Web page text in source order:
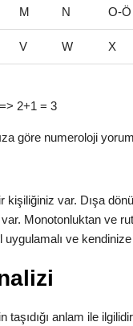
M N O-Ö
V W X
2+1 = 3
göre numeroloji
kişiliğiniz var. Dışa
Monotonluktan ve
uygulamalı ve
taşıdığı anlam ile